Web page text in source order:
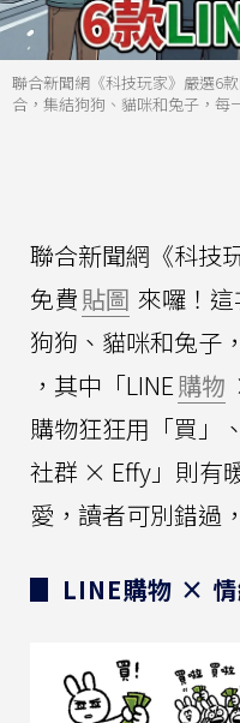
聯合新聞網《科技玩家》嚴選6
合，集結狗狗、貓咪和兔子，每
聯合新聞網《科技
免費貼圖 來囉！
狗狗、貓咪和兔子
，其中「LINE購物
購物狂狂用「買」
社群 × Effy」則有
愛，讀者可別錯過
▊ LINE購物 × 情